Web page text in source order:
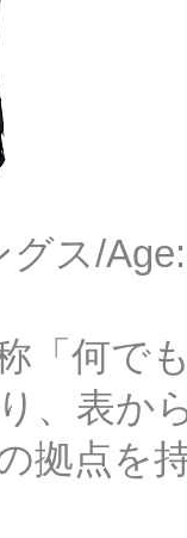
ス/
「何で
、表か
拠点を